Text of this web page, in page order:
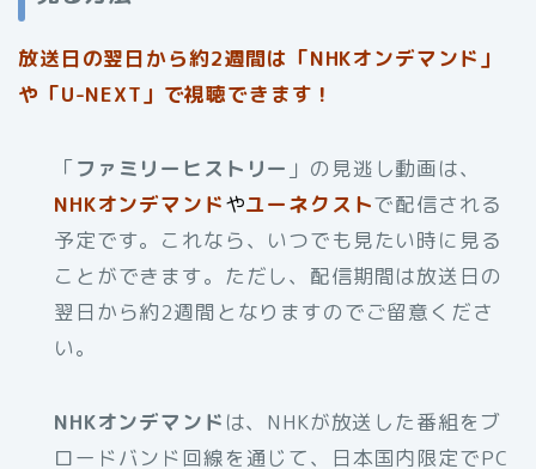
放送日の翌日から約2週間は「NHKオンデマンド」
や「U-NEXT」で視聴できます！
「ファミリーヒストリー 」の見逃し動画は、
NHKオンデマンドやユーネクストで配信される
予定です。これなら、いつでも見たい時に見る
ことができます。ただし、配信期間は放送日の
翌日から約2週間となりますのでご留意くださ
い。
NHKオンデマンド は、NHKが放送した番組をブ
ロードバンド回線を通じて、日本国内限定でPC